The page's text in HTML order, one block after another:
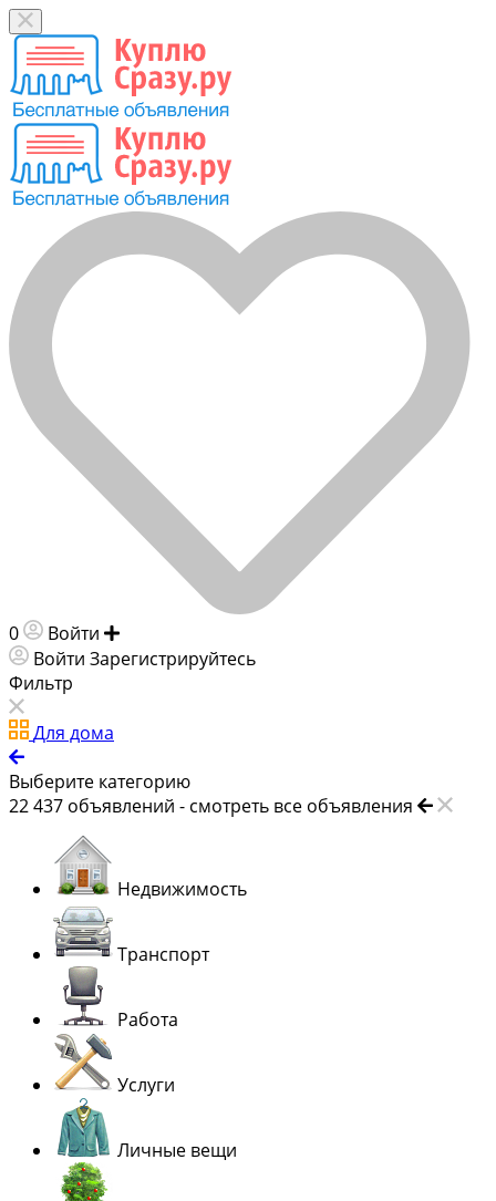
0 Войти
Войти Зарегистрируйтесь
Фильтр
Для дома
Выберите категорию
22 437 объявлений - смотреть все объявления
Недвижимость
Транспорт
Работа
Услуги
Личные вещи